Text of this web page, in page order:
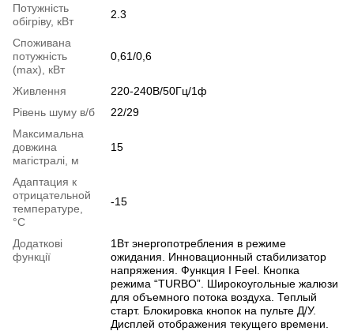
Потужність
обігріву, кВт
2.3
Споживана
потужність
(max), кВт
0,61/0,6
Живлення
220-240В/50Гц/1ф
Рівень шуму в/б
22/29
Максимальна
довжина
магістралі, м
15
Адаптация к
отрицательной
температуре,
°C
-15
Додаткові
функції
1Вт энергопотребления в режиме
ожидания. Инновационный стабилизатор
напряжения. Функция I Feel. Кнопка
режима “TURBO”. Широкоугольные жалюзи
для объемного потока воздуха. Теплый
старт. Блокировка кнопок на пульте Д/У.
Дисплей отображения текущего времени.